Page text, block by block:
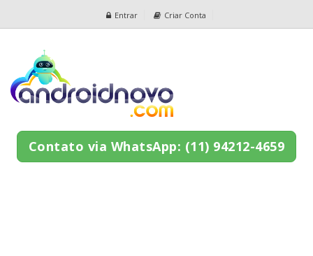
Entrar Criar Conta
Contato via WhatsApp: (11) 94212-4659